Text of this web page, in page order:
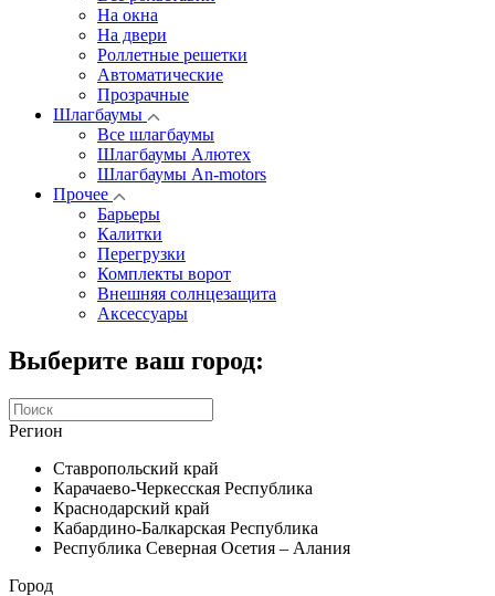
На окна
На двери
Роллетные решетки
Автоматические
Прозрачные
Шлагбаумы
Все шлагбаумы
Шлагбаумы Алютех
Шлагбаумы An-motors
Прочее
Барьеры
Калитки
Перегрузки
Комплекты ворот
Внешняя солнцезащита
Аксессуары
Выберите ваш город:
Регион
Ставропольский край
Карачаево-Черкесская Республика
Краснодарский край
Кабардино-Балкарская Республика
Республика Северная Осетия – Алания
Город